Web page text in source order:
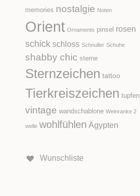
memories nostalgie Noten
Orient Ornaments pinsel rosen
schick schloss Schnuller Schuhe
shabby chic sterne
Sternzeichen tattoo
Tierkreiszeichen tupfen
vintage wandschablone Weinranke 2
welle wohlfühlen Ägypten
Wunschliste